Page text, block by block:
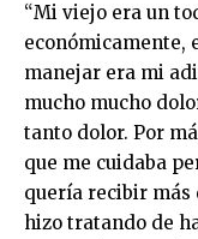
“Mi viejo era un
económicamente,
manejar era mi
mucho mucho
tanto dolor. Por
que me cuidaba
quería recibir más
hizo tratando de